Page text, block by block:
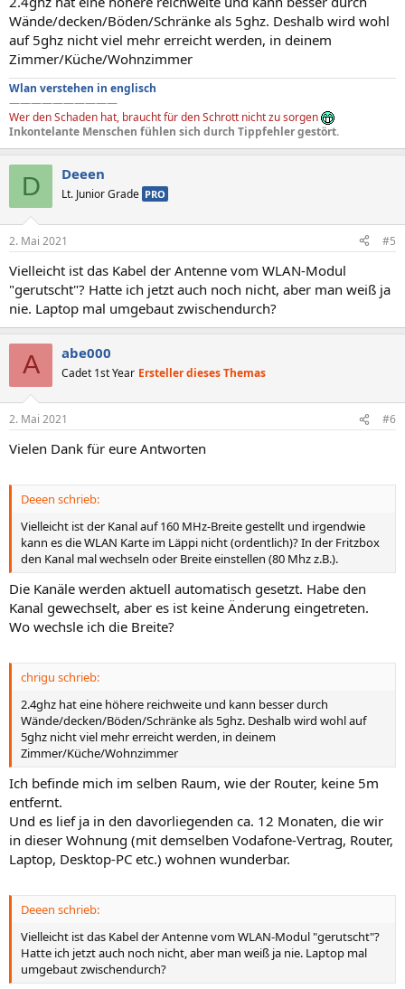
Wände/decken/Böden/Schränke als 5ghz. Deshalb wird wohl
auf 5ghz nicht viel mehr erreicht werden, in deinem
Zimmer/Küche/Wohnzimmer
Wlan verstehen in englisch
——————————
Wer den Schaden hat, braucht für den Schrott nicht zu sorgen
Inkontelante Menschen fühlen sich durch Tippfehler gestört.
D Deeen
Lt. Junior Grade PRO
2. Mai 2021 #5
Vielleicht ist das Kabel der Antenne vom WLAN-Modul
"gerutscht"? Hatte ich jetzt auch noch nicht, aber man weiß ja
nie. Laptop mal umgebaut zwischendurch?
A abe000
Cadet 1st Year Ersteller dieses Themas
2. Mai 2021 #6
Vielen Dank für eure Antworten
Deeen schrieb:
Vielleicht ist der Kanal auf 160 MHz-Breite gestellt und irgendwie
kann es die WLAN Karte im Läppi nicht (ordentlich)? In der Fritzbox
den Kanal mal wechseln oder Breite einstellen (80 Mhz z.B.).
Die Kanäle werden aktuell automatisch gesetzt. Habe den
Kanal gewechselt, aber es ist keine Änderung eingetreten.
Wo wechsle ich die Breite?
chrigu schrieb:
2.4ghz hat eine höhere reichweite und kann besser durch
Wände/decken/Böden/Schränke als 5ghz. Deshalb wird wohl auf
5ghz nicht viel mehr erreicht werden, in deinem
Zimmer/Küche/Wohnzimmer
Ich befinde mich im selben Raum, wie der Router, keine 5m
entfernt.
Und es lief ja in den davorliegenden ca. 12 Monaten, die wir
in dieser Wohnung (mit demselben Vodafone-Vertrag, Router,
Laptop, Desktop-PC etc.) wohnen wunderbar.
Deeen schrieb:
Vielleicht ist das Kabel der Antenne vom WLAN-Modul "gerutscht"?
Hatte ich jetzt auch noch nicht, aber man weiß ja nie. Laptop mal
umgebaut zwischendurch?